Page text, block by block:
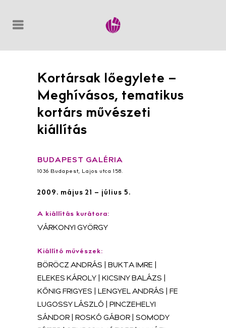
Kortársak lőegylete –
Meghívásos, tematikus
kortárs művészeti
kiállítás
BUDAPEST GALÉRIA
1036 Budapest, Lajos utca 158.
2009. május 21 – július 5.
A kiállítás kurátora:
VÁRKONYI GYÖRGY
Kiállító művészek:
BÖRÖCZ ANDRÁS | BUKTA IMRE |
ELEKES KÁROLY | KICSINY BALÁZS |
KŐNIG FRIGYES | LENGYEL ANDRÁS | FE
LUGOSSY LÁSZLÓ | PINCZEHELYI
SÁNDOR | ROSKÓ GÁBOR | SOMODY